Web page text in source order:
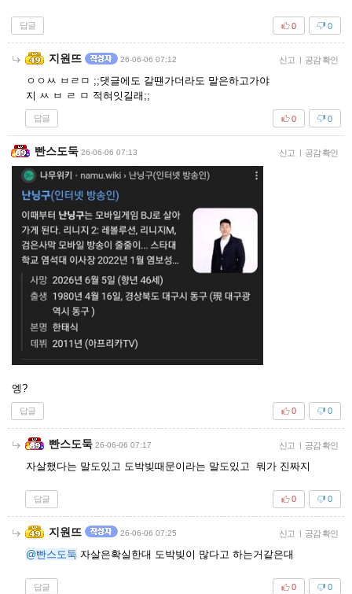
답글 0
0
지원뜨 26-06-06 07:12 신고 | 공감 확인
ㅇㅇㅆ ㅂㄹㅁ ;;댓글에도 갈떈가더라도 말은하고가야
지 ㅆ ㅂ ㄹ ㅁ 적혀잇길래;;
답글 0
0
빤스도둑 26-06-06 07:13 신고 | 공감 확인
엥?
답글 0
0
빤스도둑 26-06-06 07:17 신고 | 공감 확인
자살했다는 말도있고 도박빚때문이라는 말도있고 뭐가 진짜지
답글 0
0
지원뜨 26-06-06 07:25 신고 | 공감 확인
@빤스도둑 자살은확실한대 도박빚이 많다고 하는거같은대
답글 0
0